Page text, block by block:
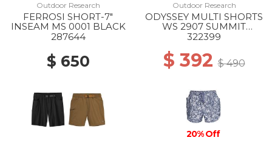
Outdoor Research
FERROSI SHORT-7"
INSEAM MS 0001 BLACK
287644
$ 650
Outdoor Research
ODYSSEY MULTI SHORTS
WS 2907 SUMMIT
ATOMS
322399
$ 392$ 490
20% Off